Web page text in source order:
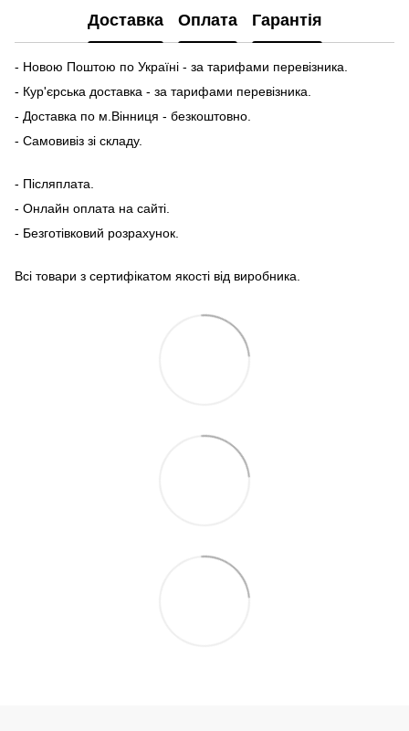
Доставка Оплата Гарантія
- Новою Поштою по Україні - за тарифами перевізника.
- Кур'єрська доставка - за тарифами перевізника.
- Доставка по м.Вінниця - безкоштовно.
- Самовивіз зі складу.
- Післяплата.
- Онлайн оплата на сайті.
- Безготівковий розрахунок.
Всі товари з сертифікатом якості від виробника.